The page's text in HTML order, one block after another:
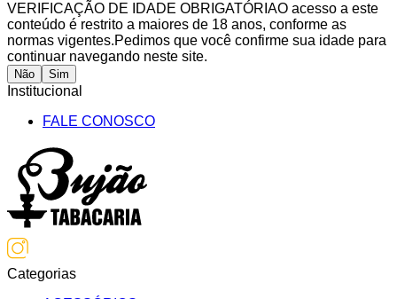
VERIFICAÇÃO DE IDADE OBRIGATÓRIAO acesso a este
conteúdo é restrito a maiores de 18 anos, conforme as
normas vigentes.Pedimos que você confirme sua idade para
continuar navegando neste site.
Não Sim
Institucional
FALE CONOSCO
Categorias